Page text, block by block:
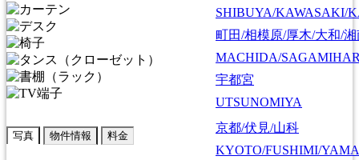
SHIBUYA/KAWASAKI/
町田/相模原/厚木/大和/湘
MACHIDA/
宇都宮
UTSUNOMIYA
京都/伏見/山科
KYOTO/FUSHIMI/
写真 物件情報 料金